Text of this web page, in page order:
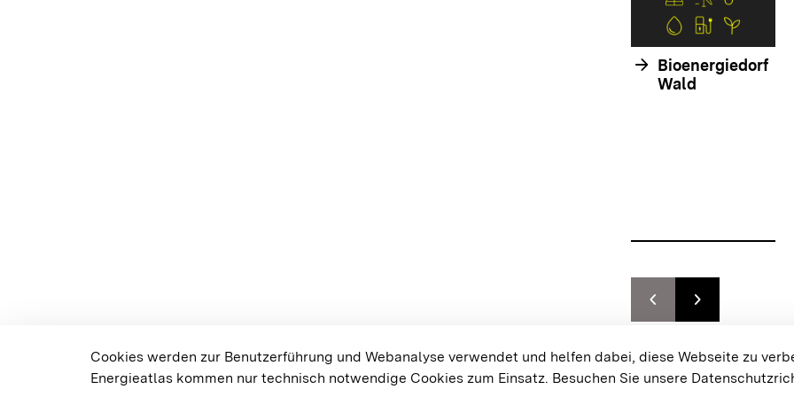
arrow_forward Bioenergiedorf
Wald
chevron_leftZur vorhergehenden
chevron_rightZur nächsten
Cookie-Einstellungen
Cookies werden zur Benutzerführung und Webanalyse verwendet und helfen dabei, diese Webseite zu
Energieatlas kommen nur technisch notwendige Cookies zum Einsatz. Besuchen Sie unsere